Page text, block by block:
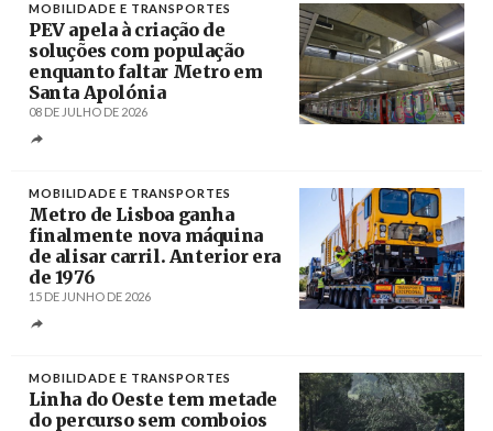
MOBILIDADE E TRANSPORTES
PEV apela à criação de
soluções com população
enquanto faltar Metro em
Santa Apolónia
08 DE JULHO DE 2026
MOBILIDADE E TRANSPORTES
Metro de Lisboa ganha
finalmente nova máquina
de alisar carril. Anterior era
de 1976
15 DE JUNHO DE 2026
MOBILIDADE E TRANSPORTES
Linha do Oeste tem metade
do percurso sem comboios